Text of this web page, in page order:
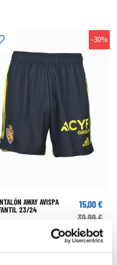
-30%
AWAY AVISPA
23/24
15,00 €
39,99 €